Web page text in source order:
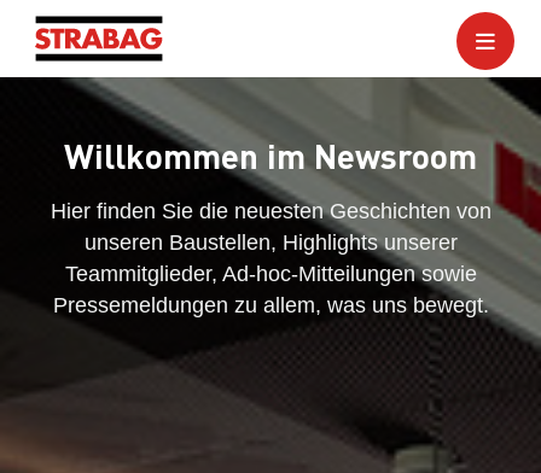
Willkommen im Newsroom
Hier finden Sie die neuesten Geschichten von
unseren Baustellen, Highlights unserer
Teammitglieder, Ad-hoc-Mitteilungen sowie
Pressemeldungen zu allem, was uns bewegt.